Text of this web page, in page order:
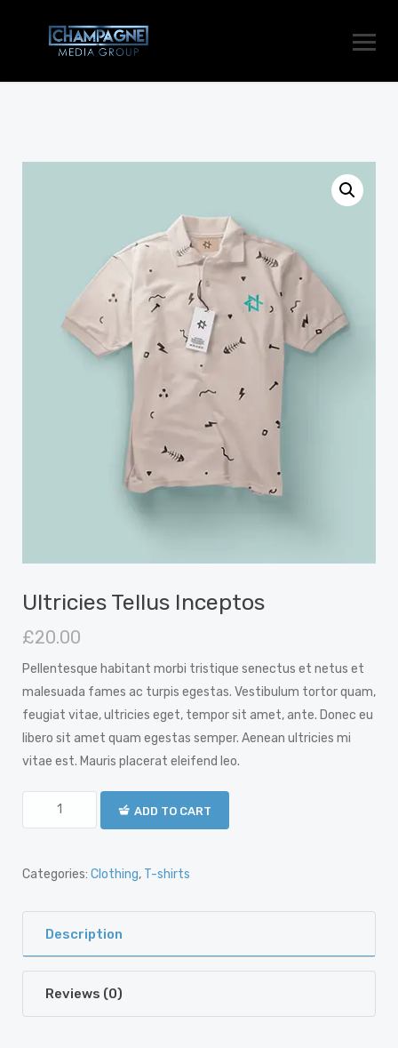
Ultricies Tellus Inceptos
£20.00
Pellentesque habitant morbi tristique senectus et netus et
malesuada fames ac turpis egestas. Vestibulum tortor quam,
feugiat vitae, ultricies eget, tempor sit amet, ante. Donec eu
libero sit amet quam egestas semper. Aenean ultricies mi
vitae est. Mauris placerat eleifend leo.
ADD TO CART
Categories: Clothing, T-shirts
Description
Reviews (0)